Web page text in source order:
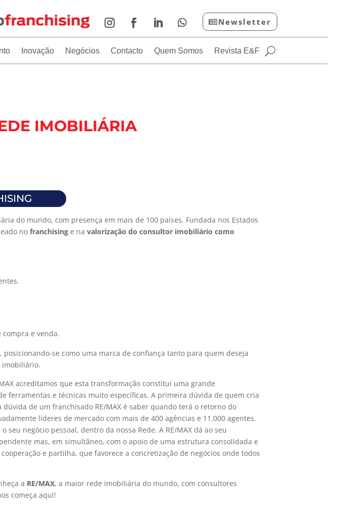
Newsletter
Inovação Negócios Contacto Quem Somos Revista E&F
IMOBILIÁRIA
do mundo, com presença em mais de 100 países. Fundada nos Estados
nofranchising e navalorização do consultor imobiliário como
e venda.
, posicionando-se como uma marca de confiança tanto para quem deseja
imobiliário.
acreditamos que esta transformação constitui uma grande
ferramentas e técnicas muito específicas. A primeira dúvida de quem cria
de um franchisado RE/MAX é saber quando terá o retorno do
líderes de mercado com mais de 400 agências e 11.000 agentes.
negócio pessoal, dentro da nossa Rede. A RE/MAX dá ao seu
mas, em simultâneo, com o apoio de uma estrutura consolidada e
e partilha, que favorece a concretização de negócios onde todos
a RE/MAX, a maior rede imobiliária do mundo, com consultores
começa aqui!